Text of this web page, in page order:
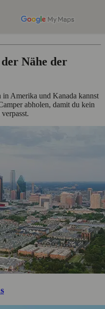
Nähe der
in Amerika und Kanada kannst
abholen, damit du kein